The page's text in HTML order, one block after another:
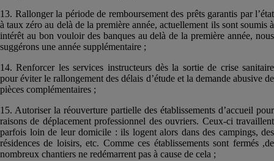
13. Rallonger la période de remboursement des prêts garantis par l’état
à taux zéro au delà de la première année, actuellement ils sont soumis à
intérêt au bon vouloir des banques au delà de la première année, nous
suggérons une année supplémentaire ;
14. Renforcer les services instructeurs dès la sortie de crise sanitaire
pour éviter le rallongement des délais d’étude et la demande abusive de
pièces complémentaires ;
15. Autoriser la réouverture partielle des établissements d’accueil pour
raisons de déplacement professionnel des ouvriers. Ceux-ci travaillent
parfois loin de leur domicile : ils logent alors dans des campings, des
résidences de loisirs, etc. Comme ces établissements sont fermés ,de
nombreux chantiers ne redémarrent pas à cause de cela ;